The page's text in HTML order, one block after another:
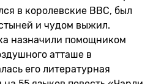
в королевские ВВС, был
и чудом выжил.
назначили помощником
атташе в
его литературная